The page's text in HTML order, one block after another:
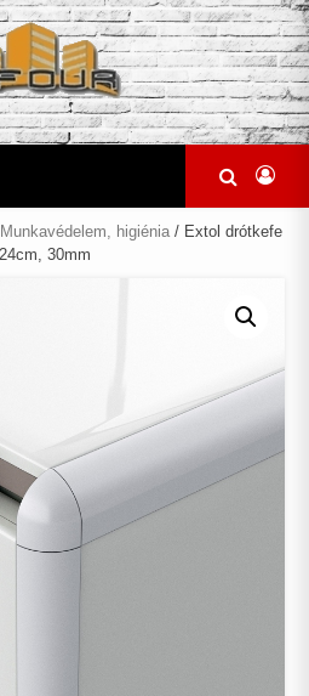
Munkavédelem, higiénia / Extol drótkefe
30mm